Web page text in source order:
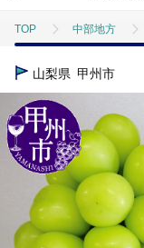
TOP 中部地方
TOP
TOP
TOP 定期便
TOP 定期便
山梨県 甲州市